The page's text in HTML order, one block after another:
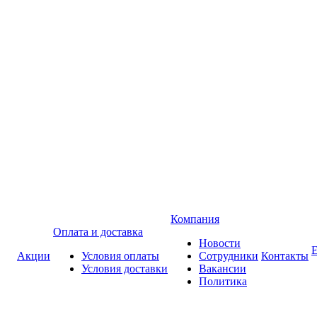
Акции
Оплата и доставка
Условия оплаты
Условия доставки
Компания
Новости
Сотрудники
Вакансии
Политика
Контакты